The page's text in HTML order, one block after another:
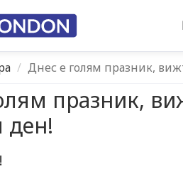
Днес е голям празник,
празник,
ден!